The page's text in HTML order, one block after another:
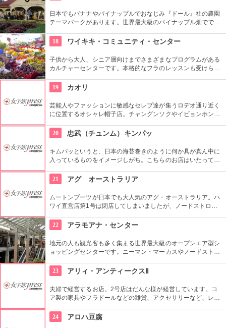
日本でもバナナやパイナップルでおなじみ『ドール』社の農園
テーマパークがあります。世界最大級のパイナップル畑ででき
めるアトラクションがあります。カワイイお土産もいっぱい。
18 ワイキキ・コミュニティ・センター
子供から大人、シニア層向けまでさまざまなプログラムがある
カルチャーセンターです。本格的なフラのレッスンも受けられ
菜・果物が買える、週2回のファーマーズマーケットも好評で
す。
19 カオリ
芸能人やファッションに敏感なセレブ達が集うロデオ通り近く
に位置するオシャレ帽子店。チャングンソクやイビョンホンな
物も。１つ１つ丁寧にこだわって作られているので丈夫で長持
ち。自分へのお土産にも最適。
20 忠武（チュンム）キンパッ
キムパッというと、日本の海苔巻きのように何か具が真ん中に
入っているものをイメージしがち。こちらのお店はいたってシ
さんに支持されてきました。キムチは別添えです。朝ごはんや
夜食にできそうですね。
21 アグ オーストラリア
ムートンブーツが日本でも大人気のアグ・オーストラリア。ハ
ワイ直営店第1号は閉店してしまいましたが、ノードストロー
キーですよね。ハワイ限定のアイテムもあるので、ぜひチェッ
クを。
22 アラモアナ・センター
地元の人も観光客も多く集まる世界最大級のオープンエア型シ
ョッピングセンターです。ニーマン・マーカスやノードストロ
ンドもたくさんあるのも、見逃せませんね。
23 アリィ・アンティークスⅡ
夫婦で経営するお店。2号店はだんな様が経営しています。コ
ア製の家具やフラドールなどの雑貨、アクセサリーなど、レト
お、1号店は奥様が経営し、食器類などの女性好みのアイテム
が多数セレクトされています。
24 アロハ豆腐